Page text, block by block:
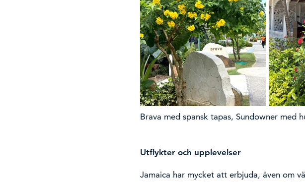
Brava med spansk tapas, Sundowner med
Utflykter och upplevelser
Jamaica har mycket att erbjuda, även om